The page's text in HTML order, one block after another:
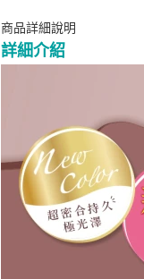
商品詳細說明
詳細介紹